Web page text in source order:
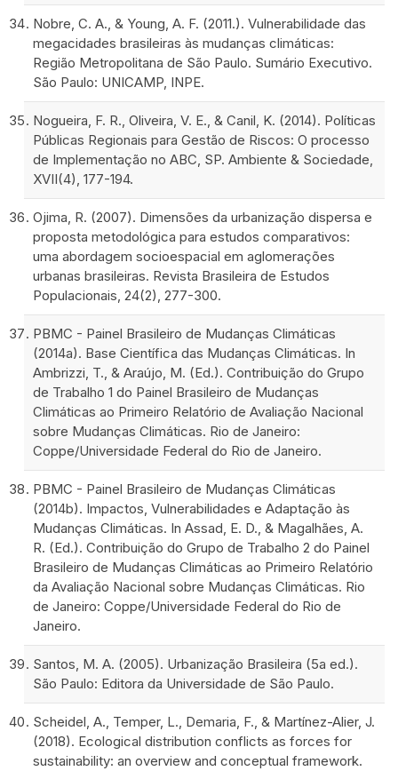
Nobre, C. A., & Young, A. F. (2011.). Vulnerabilidade das
megacidades brasileiras às mudanças climáticas:
Região Metropolitana de São Paulo. Sumário Executivo.
São Paulo: UNICAMP, INPE.
Nogueira, F. R., Oliveira, V. E., & Canil, K. (2014). Políticas
Públicas Regionais para Gestão de Riscos: O processo
de Implementação no ABC, SP. Ambiente & Sociedade,
XVII(4), 177-194.
Ojima, R. (2007). Dimensões da urbanização dispersa e
proposta metodológica para estudos comparativos:
uma abordagem socioespacial em aglomerações
urbanas brasileiras. Revista Brasileira de Estudos
Populacionais, 24(2), 277-300.
PBMC - Painel Brasileiro de Mudanças Climáticas
(2014a). Base Científica das Mudanças Climáticas. In
Ambrizzi, T., & Araújo, M. (Ed.). Contribuição do Grupo
de Trabalho 1 do Painel Brasileiro de Mudanças
Climáticas ao Primeiro Relatório de Avaliação Nacional
sobre Mudanças Climáticas. Rio de Janeiro:
Coppe/Universidade Federal do Rio de Janeiro.
PBMC - Painel Brasileiro de Mudanças Climáticas
(2014b). Impactos, Vulnerabilidades e Adaptação às
Mudanças Climáticas. In Assad, E. D., & Magalhães, A.
R. (Ed.). Contribuição do Grupo de Trabalho 2 do Painel
Brasileiro de Mudanças Climáticas ao Primeiro Relatório
da Avaliação Nacional sobre Mudanças Climáticas. Rio
de Janeiro: Coppe/Universidade Federal do Rio de
Janeiro.
Santos, M. A. (2005). Urbanização Brasileira (5a ed.).
São Paulo: Editora da Universidade de São Paulo.
Scheidel, A., Temper, L., Demaria, F., & Martínez-Alier, J.
(2018). Ecological distribution conflicts as forces for
sustainability: an overview and conceptual framework.